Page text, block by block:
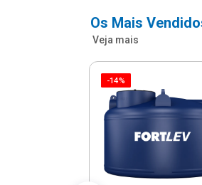
Os Mais
Veja mais
-14%